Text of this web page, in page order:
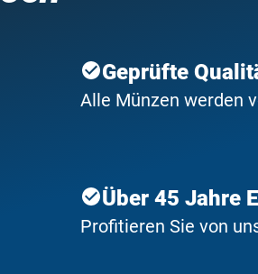
Geprüfte
Alle Münzen werden
Über 45 Jahre
Profitieren Sie von